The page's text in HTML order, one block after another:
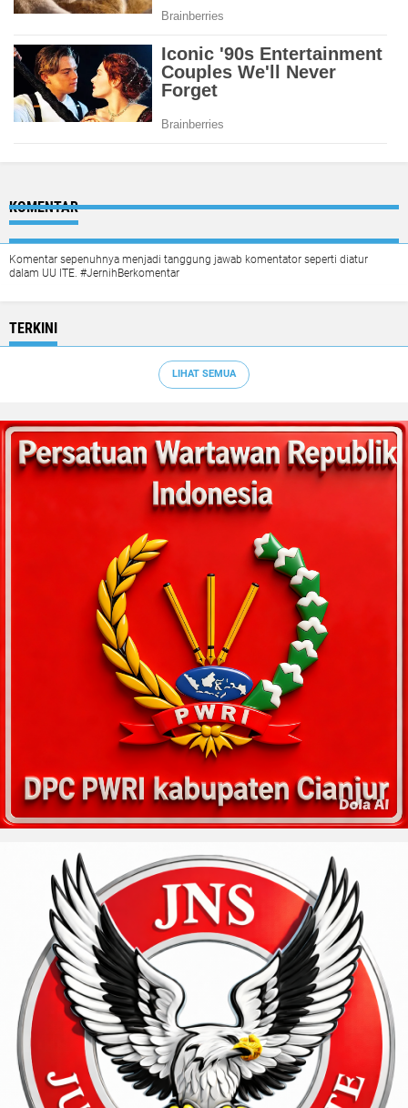
KOMENTAR
Komentar sepenuhnya menjadi tanggung jawab komentator seperti diatur
dalam UU ITE. #JernihBerkomentar
TERKINI
LIHAT SEMUA